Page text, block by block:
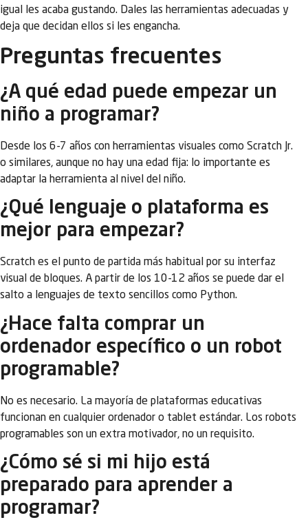
igual les acaba gustando. Dales las herramientas adecuadas y
deja que decidan ellos si les engancha.
Preguntas frecuentes
¿A qué edad puede empezar un
niño a programar?
Desde los 6-7 años con herramientas visuales como Scratch Jr.
o similares, aunque no hay una edad fija: lo importante es
adaptar la herramienta al nivel del niño.
¿Qué lenguaje o plataforma es
mejor para empezar?
Scratch es el punto de partida más habitual por su interfaz
visual de bloques. A partir de los 10-12 años se puede dar el
salto a lenguajes de texto sencillos como Python.
¿Hace falta comprar un
ordenador específico o un robot
programable?
No es necesario. La mayoría de plataformas educativas
funcionan en cualquier ordenador o tablet estándar. Los robots
programables son un extra motivador, no un requisito.
¿Cómo sé si mi hijo está
preparado para aprender a
programar?